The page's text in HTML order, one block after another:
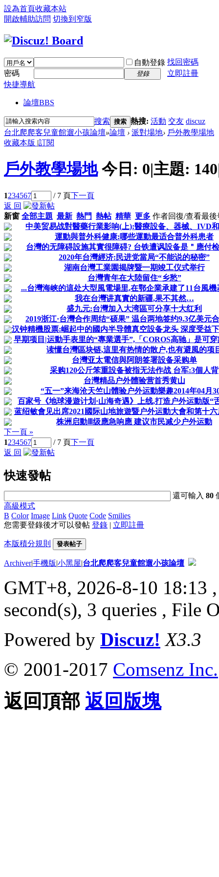
設為首頁收藏本站
開啟輔助訪問 切換到窄版
自動登錄 找回密碼
密碼
登錄
立即註冊
快捷導航
論壇BBS
搜索 搜索 熱搜: 活動 交友 discuz
台北爬爬客兒童館遛小孩論壇»論壇 › 派對場地› 戶外教學場地
收藏本版 |訂閱
戶外教學場地 今日: 0|主題: 140
1234567 / 7 頁下一頁
返 回
新窗 全部主題 最新 熱門 熱帖 精華 更多 作者回復/查看最後
中美贸易战對醫藥行業影响(上):醫療設备、器械、IVD
運動與普外科健康:哪些運動最适合普外科患者
台灣的无障碍設施其實很障碍? 台铁遭讽設备是＂應付
2020年台灣經济:民进党當局“不能说的秘密”
湖南台灣工業園揭牌暨一期竣工仪式举行
台灣青年在大陸留住“乡愁”
...台灣海峡的這处大型風電場里,在鄂企業承建了11台風機
​我在台灣讲真實的新疆,果不其然…
盛九元:台灣加入大湾區可分享十大红利
2019浙江·台灣合作周结“硕果” 温台两地签约9.3亿美元
汉钟精機股票:崛起中的國内半导體真空設备龙头 深度受益
早期项目|运動手表里的“專業選手”,「COROS高驰」是可
读懂台灣區块链,這里有热情的散户,也有避風的项
台灣亚太電信與阿朗签署設备采购单
采购120公斤笨重設备被指无法作战 台军:3個人背
台灣精品户外體验营首秀黄山
“五一”来海沧天竺山體验户外运動樂趣2014年04月
百家号《地球漫遊计划·山海奇遇》上线,打造户外运動版“
蓝绍敏會见出席2021國际山地旅遊暨户外运動大會和第十
株洲启動Ⅲ级應急响應 建议市民减少户外运動
下一頁 »
1234567 / 7 頁下一頁
返 回
快速發帖
還可輸入80
高級模式
B Color Image Link Quote Code Smilies
您需要登錄後才可以發帖 登錄 | 立即註冊
本版積分規則 發表帖子
Archiver|手機版|小黑屋|台北爬爬客兒童館遛小孩論壇
GMT+8, 2026-8-10 18:13
second(s), 3 queries , File
Powered by Discuz! X3.3
© 2001-2017 Comsenz Inc.
返回頂部 返回版塊